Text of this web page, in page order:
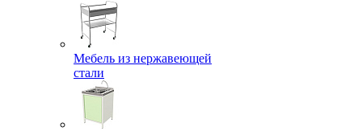
Мебель из нержавеющей
стали